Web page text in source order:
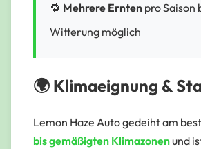
🔁 Mehrere Ernten pro Saison
Witterung möglich
🌍 Klimaeignung &
Lemon Haze Auto gedeiht am
bis gemäßigten Klimazonenund